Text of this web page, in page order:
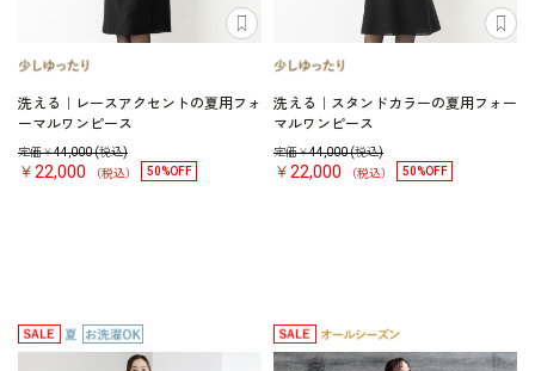
洗える｜レースアクセントの夏用フォ
ーマルワンピース
定価￥44,000(税込)
￥22,000 （税込） 50%OFF
洗える｜スタンドカラーの夏用フォー
マルワンピース
定価￥44,000(税込)
￥22,000 （税込） 50%OFF